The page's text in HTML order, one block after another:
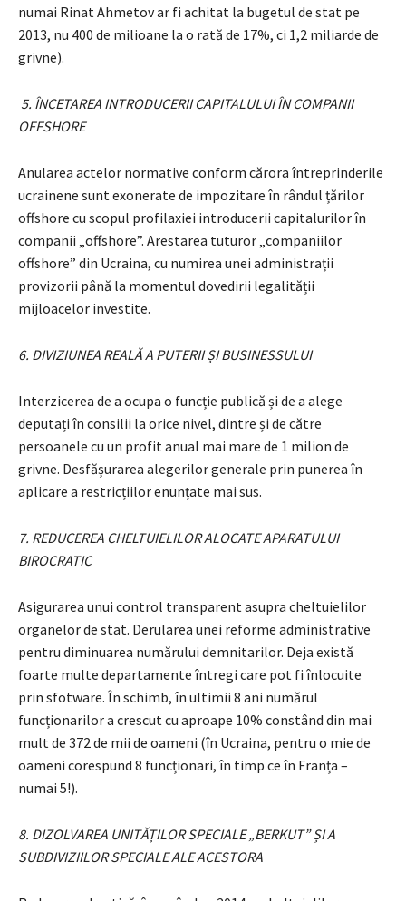
numai Rinat Ahmetov ar fi achitat la bugetul de stat pe
2013, nu 400 de milioane la o rată de 17%, ci 1,2 miliarde de
grivne).
5. ÎNCETAREA INTRODUCERII CAPITALULUI ÎN COMPANII
OFFSHORE
Anularea actelor normative conform cărora întreprinderile
ucrainene sunt exonerate de impozitare în rândul țărilor
offshore cu scopul profilaxiei introducerii capitalurilor în
companii „offshore”. Arestarea tuturor „companiilor
offshore” din Ucraina, cu numirea unei administrații
provizorii până la momentul dovedirii legalității
mijloacelor investite.
6. DIVIZIUNEA REALĂ A PUTERII ȘI BUSINESSULUI
Interzicerea de a ocupa o funcție publică și de a alege
deputați în consilii la orice nivel, dintre și de către
persoanele cu un profit anual mai mare de 1 milion de
grivne. Desfășurarea alegerilor generale prin punerea în
aplicare a restricțiilor enunțate mai sus.
7. REDUCEREA CHELTUIELILOR ALOCATE APARATULUI
BIROCRATIC
Asigurarea unui control transparent asupra cheltuielilor
organelor de stat. Derularea unei reforme administrative
pentru diminuarea numărului demnitarilor. Deja există
foarte multe departamente întregi care pot fi înlocuite
prin sfotware. În schimb, în ultimii 8 ani numărul
funcționarilor a crescut cu aproape 10% constând din mai
mult de 372 de mii de oameni (în Ucraina, pentru o mie de
oameni corespund 8 funcționari, în timp ce în Franța –
numai 5!).
8. DIZOLVAREA UNITĂȚILOR SPECIALE „BERKUT” ȘI A
SUBDIVIZIILOR SPECIALE ALE ACESTORA